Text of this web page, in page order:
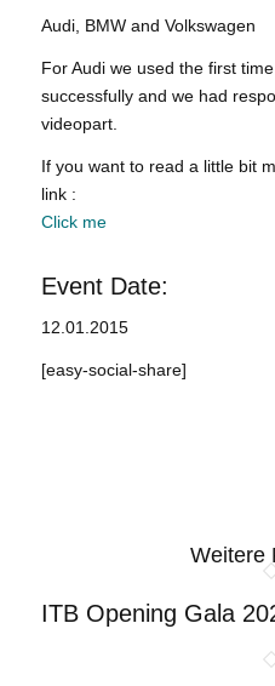
Audi, BMW and Volkswagen
For Audi we used the first
successfully and we had
videopart.
If you want to read a little bit
link :
Click me
Event Date:
12.01.2015
[easy-social-share]
Weitere
ITB Opening Gala